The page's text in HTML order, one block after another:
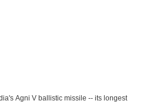
Agni V ballistic missile -- its longest